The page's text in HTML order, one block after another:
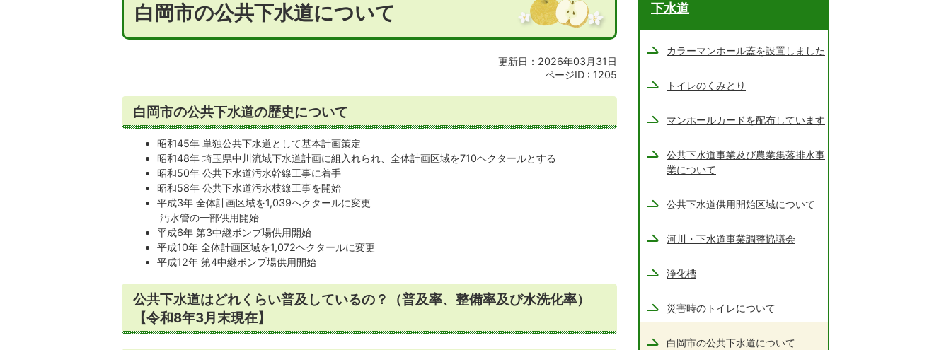
白岡市の公共下水道について
更新日：2026年03月31日
ページID : 1205
白岡市の公共下水道の歴史について
昭和45年 単独公共下水道として基本計画策定
昭和48年 埼玉県中川流域下水道計画に組入れられ、全体計画区域を710ヘクタールとする
昭和50年 公共下水道汚水幹線工事に着手
昭和58年 公共下水道汚水枝線工事を開始
平成3年 全体計画区域を1,039ヘクタールに変更
汚水管の一部供用開始
平成6年 第3中継ポンプ場供用開始
平成10年 全体計画区域を1,072ヘクタールに変更
平成12年 第4中継ポンプ場供用開始
公共下水道はどれくらい普及しているの？（普及率、整備率及び水洗化率）
【令和8年3月末現在】
下水道
カラーマンホール蓋を設置しました
トイレのくみとり
マンホールカードを配布しています
公共下水道事業及び農業集落排水事
業について
公共下水道供用開始区域について
河川・下水道事業調整協議会
浄化槽
災害時のトイレについて
白岡市の公共下水道について